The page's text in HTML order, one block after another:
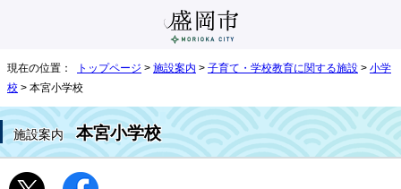
現在の位置： トップページ > 施設案内 > 子育て・学校教育に関する施設 > 小学
校 > 本宮小学校
施設案内本宮小学校